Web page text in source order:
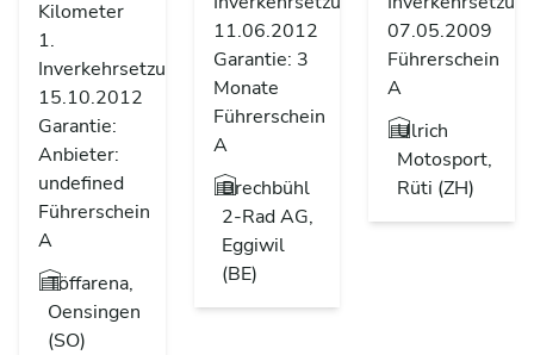
Kilometer
1.
Inverkehrsetzung
15.10.2012
Garantie:
Anbieter:
undefined
Führerschein
A
Töffarena,
Oensingen
(SO)
11.06.2012
Garantie: 3
Monate
Führerschein
A
Brechbühl
2-Rad AG,
Eggiwil
(BE)
07.05.2009
Führerschein
A
Ulrich
Motosport,
Rüti (ZH)